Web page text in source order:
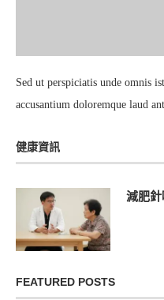
Sed ut perspiciatis unde omnis
accusantium doloremque laud
健康資訊
減肥
FEATURED POSTS